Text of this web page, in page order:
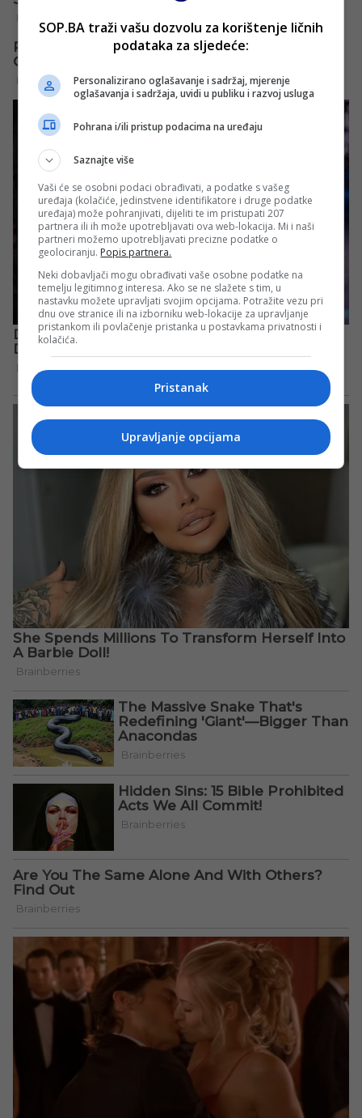
SOP.BA traži vašu dozvolu za korištenje ličnih
podataka za sljedeće:
Personalizirano oglašavanje i sadržaj, mjerenje
oglašavanja i sadržaja, uvidi u publiku i razvoj usluga
Pohrana i/ili pristup podacima na uređaju
Saznajte više
Vaši će se osobni podaci obrađivati, a podatke s vašeg
uređaja (kolačiće, jedinstvene identifikatore i druge podatke
uređaja) može pohranjivati, dijeliti te im pristupati 207
partnera ili ih može upotrebljavati ova web-lokacija. Mi i naši
partneri možemo upotrebljavati precizne podatke o
geolociranju. Popis partnera.
Neki dobavljači mogu obrađivati vaše osobne podatke na
temelju legitimnog interesa. Ako se ne slažete s tim, u
nastavku možete upravljati svojim opcijama. Potražite vezu pri
dnu ove stranice ili na izborniku web-lokacije za upravljanje
pristankom ili povlačenje pristanka u postavkama privatnosti i
kolačića.
Pristanak
Upravljanje opcijama